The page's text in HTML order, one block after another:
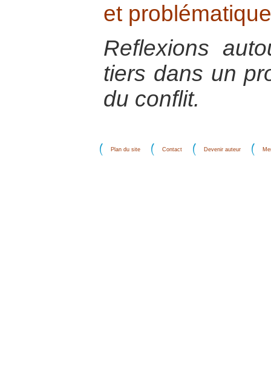
et
Reflexions
tiers dans un
du conflit.
Plan du site Contact Devenir auteur